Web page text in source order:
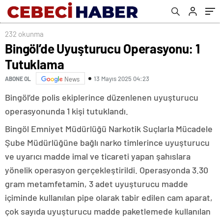
232 okunma
Bingöl’de Uyuşturucu Operasyonu: 1
Tutuklama
ABONE OL News 13 Mayıs 2025 04:23
Bingöl’de polis ekiplerince düzenlenen uyuşturucu
operasyonunda 1 kişi tutuklandı.
Bingöl Emniyet Müdürlüğü Narkotik Suçlarla Mücadele
Şube Müdürlüğüne bağlı narko timlerince uyuşturucu
ve uyarıcı madde imal ve ticareti yapan şahıslara
yönelik operasyon gerçekleştirildi. Operasyonda 3.30
gram metamfetamin, 3 adet uyuşturucu madde
içiminde kullanılan pipe olarak tabir edilen cam aparat,
çok sayıda uyuşturucu madde paketlemede kullanılan